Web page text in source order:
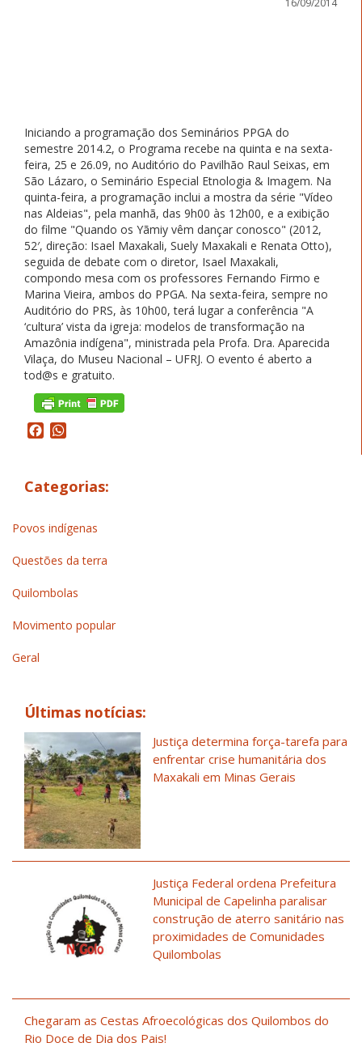
Iniciando a programação dos Seminários PPGA do
semestre 2014.2, o Programa recebe na quinta e na sexta-
feira, 25 e 26.09, no Auditório do Pavilhão Raul Seixas, em
São Lázaro, o Seminário Especial Etnologia & Imagem. Na
quinta-feira, a programação inclui a mostra da série "Vídeo
nas Aldeias", pela manhã, das 9h00 às 12h00, e a exibição
do filme "Quando os Yãmiy vêm dançar conosco" (2012,
52′, direção: Isael Maxakali, Suely Maxakali e Renata Otto),
seguida de debate com o diretor, Isael Maxakali,
compondo mesa com os professores Fernando Firmo e
Marina Vieira, ambos do PPGA. Na sexta-feira, sempre no
Auditório do PRS, às 10h00, terá lugar a conferência "A
‘cultura’ vista da igreja: modelos de transformação na
Amazônia indígena", ministrada pela Profa. Dra. Aparecida
Vilaça, do Museu Nacional – UFRJ. O evento é aberto a
tod@s e gratuito.
Facebook
Categorias:
Povos indígenas
Questões da terra
Quilombolas
Movimento popular
Geral
Últimas notícias:
Justiça determina força-tarefa para
enfrentar crise humanitária dos
Maxakali em Minas Gerais
Justiça Federal ordena Prefeitura
Municipal de Capelinha paralisar
construção de aterro sanitário nas
proximidades de Comunidades
Quilombolas
Chegaram as Cestas Afroecológicas dos Quilombos do
Rio Doce de Dia dos Pais!